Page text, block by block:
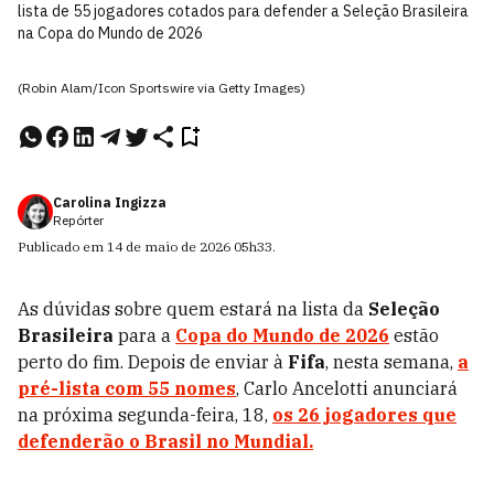
lista de 55 jogadores cotados para defender a Seleção Brasileira
na Copa do Mundo de 2026
(Robin Alam/Icon Sportswire via Getty Images)
Carolina Ingizza
Repórter
Publicado em 14 de maio de 2026 05h33.
As dúvidas sobre quem estará na lista da Seleção
Brasileira para a Copa do Mundo de 2026 estão
perto do fim. Depois de enviar à Fifa, nesta semana, a
pré-lista com 55 nomes, Carlo Ancelotti anunciará
na próxima segunda-feira, 18, os 26 jogadores que
defenderão o Brasil no Mundial.